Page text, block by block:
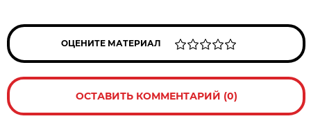
ОЦЕНИТЕ МАТЕРИАЛ
ОСТАВИТЬ КОММЕНТАРИЙ (0)